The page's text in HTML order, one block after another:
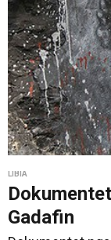
LIBIA
Gadafin